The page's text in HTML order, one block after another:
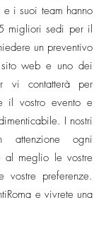
e i suoi team hanno
migliori sedi per il
un preventivo
sito web e uno dei
vi contatterà per
il vostro evento e
I nostri
attenzione ogni
al meglio le vostre
vostre preferenze.
e vivrete una